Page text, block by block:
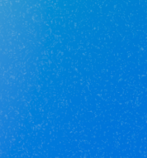
Скачивай приложение на свой
Стоимость объектов недвижимости и
не включенных в «Прайс-лист» носит
информационный характер и ни при
публичной офертой, определяемой
положениями ст. 437 ч. 2
Федерации.
Политикаконфиденциальности
персональных данных
персональных данных